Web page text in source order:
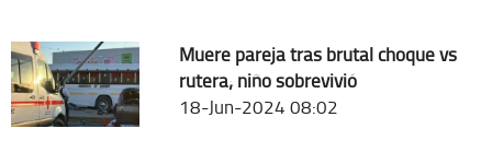
Muere pareja tras brutal choque vs
rutera; niño sobrevivió
18-Jun-2024 08:02